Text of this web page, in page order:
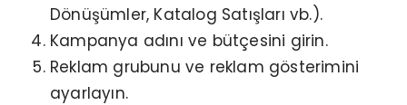
Dönüşümler, Katalog Satışları vb.).
Kampanya adını ve bütçesini girin.
Reklam grubunu ve reklam gösterimini
ayarlayın.